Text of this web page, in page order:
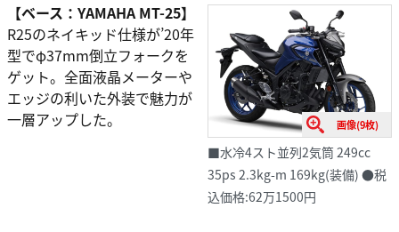
画像(9枚)
■水冷4スト並列2気筒 249cc
35ps 2.3kg-m 169kg(装備) ●税
込価格:62万1500円
【ベース：YAMAHA MT-25】
R25のネイキッド仕様が’20年
型でφ37mm倒立フォークを
ゲット。全面液晶メーターや
エッジの利いた外装で魅力が
一層アップした。